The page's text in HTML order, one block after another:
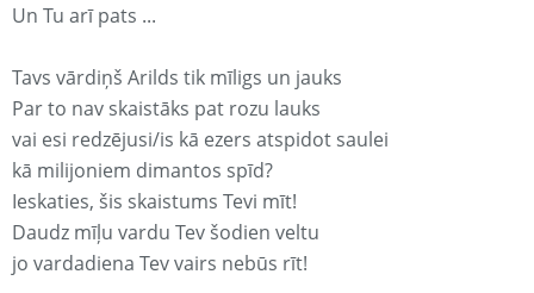
Un Tu arī pats ...
Tavs vārdiņš Arilds tik mīligs un jauks
Par to nav skaistāks pat rozu lauks
vai esi redzējusi/is kā ezers atspidot saulei
kā milijoniem dimantos spīd?
Ieskaties, šis skaistums Tevi mīt!
Daudz mīļu vardu Tev šodien veltu
jo vardadiena Tev vairs nebūs rīt!